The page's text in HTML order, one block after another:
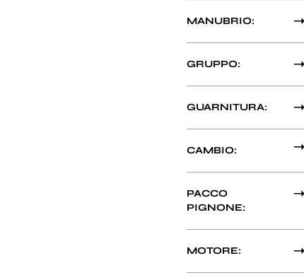
MANUBRIO:
GRUPPO:
GUARNITURA:
CAMBIO:
PACCO
PIGNONE:
MOTORE: